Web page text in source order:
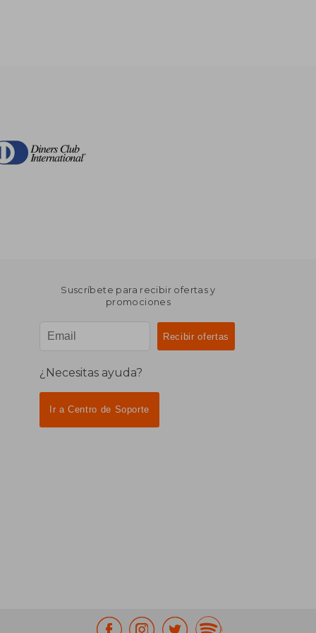
Suscríbete para recibir ofertas y
promociones
¿Necesitas ayuda?
Ir a Centro de Soporte